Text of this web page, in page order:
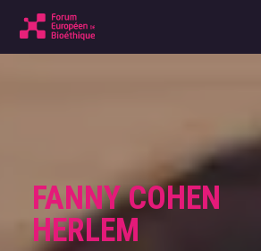
FANNY COHEN
HERLEM